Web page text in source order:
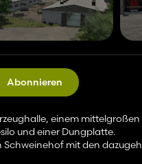
Abonnieren
einem
und einer Dungplatte.
Schweinehof mit den